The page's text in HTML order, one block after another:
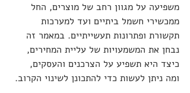
משפיעה על מגוון רחב של מוצרים, החל
ממכשירי חשמל ביתיים ועד למערכות
תקשורת ופתרונות תעשייתיים. במאמר זה
נבחן את המשמעויות של עליית המחירים,
כיצד היא תשפיע על הצרכנים והעסקים,
ומה ניתן לעשות כדי להתכונן לשינוי הקרוב.